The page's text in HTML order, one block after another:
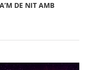
DE NIT AMB